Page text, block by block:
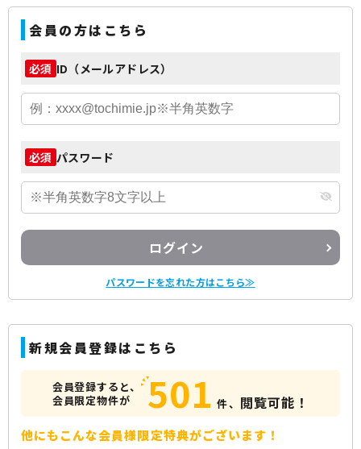
会員の方はこちら
必須 ID（メールアドレス）
必須 パスワード
ログイン
パスワードを忘れた方はこちら≫
新規会員登録はこちら
会員登録すると、
会員限定物件が
501 件、 閲覧可能！
他にもこんな会員様限定特典がございます！